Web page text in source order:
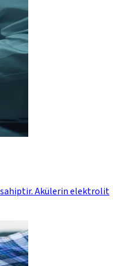
sahiptir. Akülerin elektrolit